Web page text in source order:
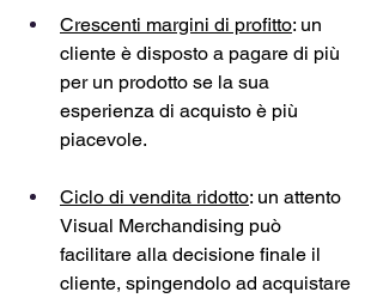
Crescenti margini di profitto: un
cliente è disposto a pagare di più
per un prodotto se la sua
esperienza di acquisto è più
piacevole.
Ciclo di vendita ridotto: un attento
Visual Merchandising può
facilitare alla decisione finale il
cliente, spingendolo ad acquistare